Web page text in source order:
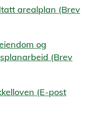
arealplan (Brev
og
(Brev
(E-post